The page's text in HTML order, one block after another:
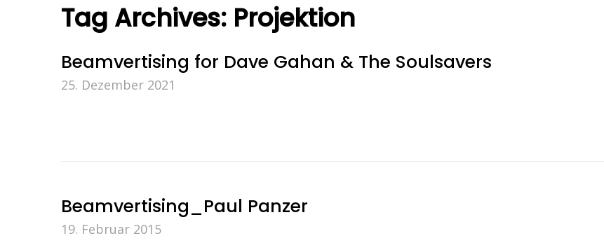
Tag Archives: Projektion
Beamvertising for Dave Gahan & The Soulsavers
25. Dezember 2021
Beamvertising_Paul Panzer
19. Februar 2015